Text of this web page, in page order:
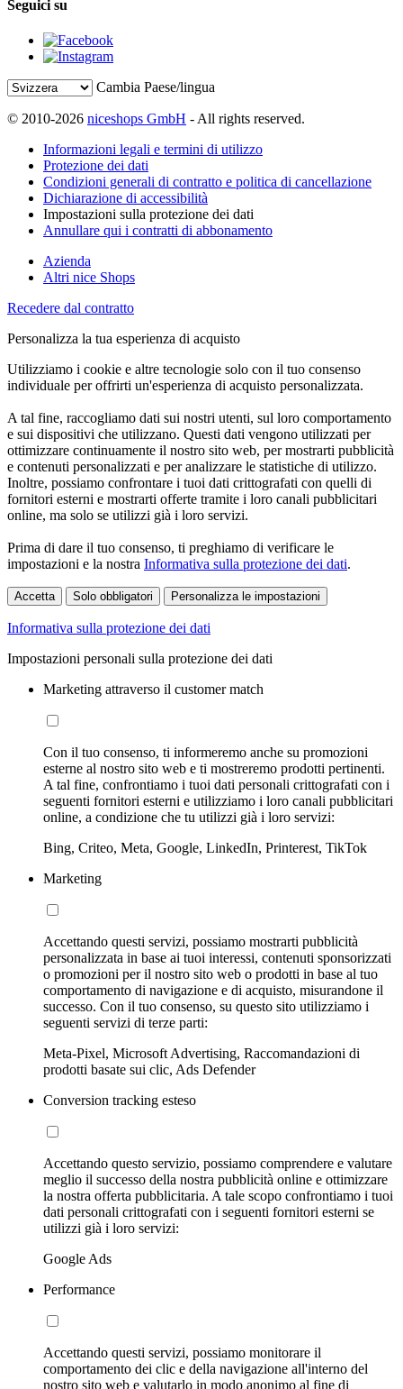
Seguici su
Cambia Paese/lingua
© 2010-2026 niceshops GmbH - All rights reserved.
Informazioni legali e termini di utilizzo
Protezione dei dati
Condizioni generali di contratto e politica di cancellazione
Dichiarazione di accessibilità
Impostazioni sulla protezione dei dati
Annullare qui i contratti di abbonamento
Azienda
Altri nice Shops
Recedere dal contratto
Personalizza la tua esperienza di acquisto
Utilizziamo i cookie e altre tecnologie solo con il tuo consenso
individuale per offrirti un'esperienza di acquisto personalizzata.
A tal fine, raccogliamo dati sui nostri utenti, sul loro comportamento
e sui dispositivi che utilizzano. Questi dati vengono utilizzati per
ottimizzare continuamente il nostro sito web, per mostrarti pubblicità
e contenuti personalizzati e per analizzare le statistiche di utilizzo.
Inoltre, possiamo confrontare i tuoi dati crittografati con quelli di
fornitori esterni e mostrarti offerte tramite i loro canali pubblicitari
online, ma solo se utilizzi già i loro servizi.
Prima di dare il tuo consenso, ti preghiamo di verificare le
impostazioni e la nostra Informativa sulla protezione dei dati.
Accetta Solo obbligatori Personalizza le impostazioni
Informativa sulla protezione dei dati
Impostazioni personali sulla protezione dei dati
Marketing attraverso il customer match
Con il tuo consenso, ti informeremo anche su promozioni
esterne al nostro sito web e ti mostreremo prodotti pertinenti.
A tal fine, confrontiamo i tuoi dati personali crittografati con i
seguenti fornitori esterni e utilizziamo i loro canali pubblicitari
online, a condizione che tu utilizzi già i loro servizi:
Bing, Criteo, Meta, Google, LinkedIn, Printerest, TikTok
Marketing
Accettando questi servizi, possiamo mostrarti pubblicità
personalizzata in base ai tuoi interessi, contenuti sponsorizzati
o promozioni per il nostro sito web o prodotti in base al tuo
comportamento di navigazione e di acquisto, misurandone il
successo. Con il tuo consenso, su questo sito utilizziamo i
seguenti servizi di terze parti:
Meta-Pixel, Microsoft Advertising, Raccomandazioni di
prodotti basate sui clic, Ads Defender
Conversion tracking esteso
Accettando questo servizio, possiamo comprendere e valutare
meglio il successo della nostra pubblicità online e ottimizzare
la nostra offerta pubblicitaria. A tale scopo confrontiamo i tuoi
dati personali crittografati con i seguenti fornitori esterni se
utilizzi già i loro servizi:
Google Ads
Performance
Accettando questi servizi, possiamo monitorare il
comportamento dei clic e della navigazione all'interno del
nostro sito web e valutarlo in modo anonimo al fine di